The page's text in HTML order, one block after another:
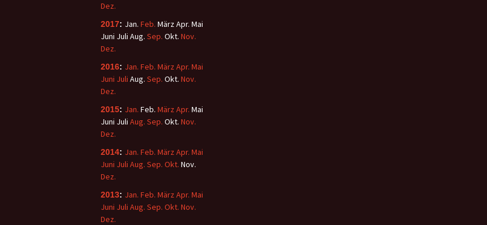
Dez.
2017: Jan. Feb. MärzApr. Mai
Juni Juli Aug. Sep. Okt. Nov.
Dez.
2016: Jan. Feb. März Apr. Mai
Juni Juli Aug. Sep. Okt. Nov.
Dez.
2015: Jan. Feb. März Apr. Mai
Juni Juli Aug. Sep. Okt. Nov.
Dez.
2014: Jan. Feb. März Apr. Mai
Juni Juli Aug. Sep. Okt. Nov.
Dez.
2013: Jan. Feb. März Apr. Mai
Juni Juli Aug. Sep. Okt. Nov.
Dez.